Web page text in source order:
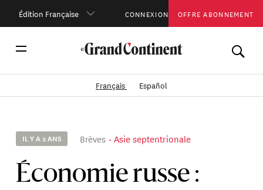
Édition Française CONNEXION OFFRE ABONNEMENT
Français Español
IL Y A 2 ANS Brèves Asie septentrionale
Économie russe :